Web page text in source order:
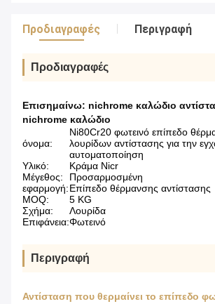
Προδιαγραφές Περιγραφή
Προδιαγραφές
Επισημαίνω: nichrome καλώδιο
nichrome καλώδιο
όνομα:
Ni80Cr20 φωτεινό επίπεδο
λουρίδων αντίστασης για την
αυτοματοποίηση
Υλικό:
Κράμα Nicr
Μέγεθος:
Προσαρμοσμένη
εφαρμογή:Επίπεδο θέρμανσης αντίστασης
MOQ:
5 KG
Σχήμα:
Λουρίδα
Επιφάνεια:Φωτεινό
Περιγραφή
Αντίσταση που θερμαίνει το επίπεδο